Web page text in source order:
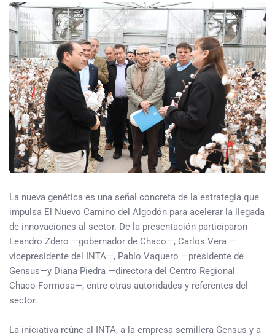
La nueva genética es una señal concreta de la estrategia que
impulsa El Nuevo Camino del Algodón para acelerar la llegada
de innovaciones al sector. De la presentación participaron
Leandro Zdero —gobernador de Chaco—, Carlos Vera —
vicepresidente del INTA—, Pablo Vaquero —presidente de
Gensus—y Diana Piedra —directora del Centro Regional
Chaco-Formosa—, entre otras autoridades y referentes del
sector.
La iniciativa reúne al INTA, a la empresa semillera Gensus y a